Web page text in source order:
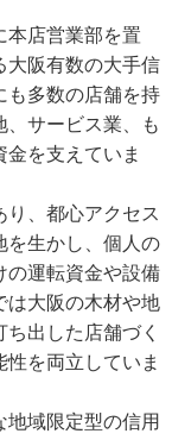
本店営業部を置
大阪有数の大手信
も多数の店舗を持
、サービス業、も
を支えていま
り、都心アクセス
を生かし、個人の
の運転資金や設備
は大阪の木材や地
出した店舗づく
を両立していま
域限定型の信用